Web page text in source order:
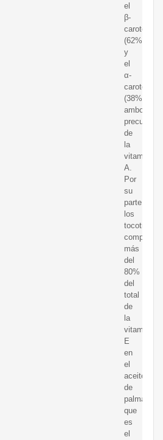
el
β-
caroteno
(62%)
y
el
α-
caroteno
(38%),
ambos
de
la
vitamina
A.
Por
su
parte,
los
componen
más
del
80%
del
total
de
la
vitamina
E
en
el
aceite
de
palma,
que
es
el